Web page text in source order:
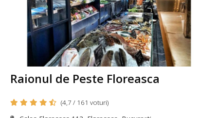
Raionul de Peste Floreasca
(4,7 / 161 voturi)